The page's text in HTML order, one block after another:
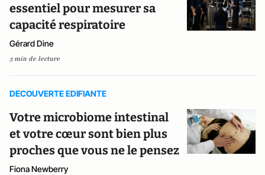
essentiel pour mesurer sa
capacité respiratoire
Gérard Dine
3 min de lecture
DECOUVERTE EDIFIANTE
Votre microbiome intestinal
et votre cœur sont bien plus
proches que vous ne le pensez
Fiona Newberry